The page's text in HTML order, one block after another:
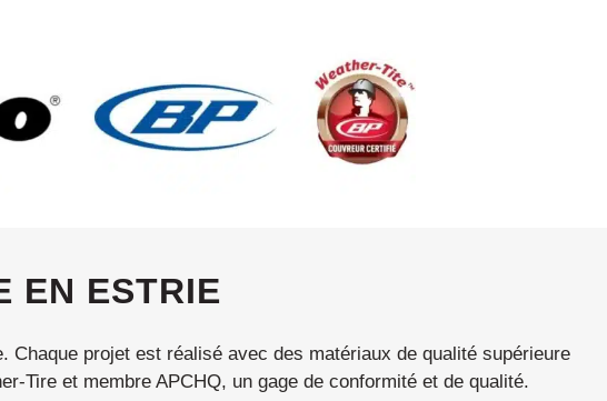
EN ESTRIE
Chaque projet est réalisé avec des matériaux de qualité supérieure
Tire et membre APCHQ, un gage de conformité et de qualité.